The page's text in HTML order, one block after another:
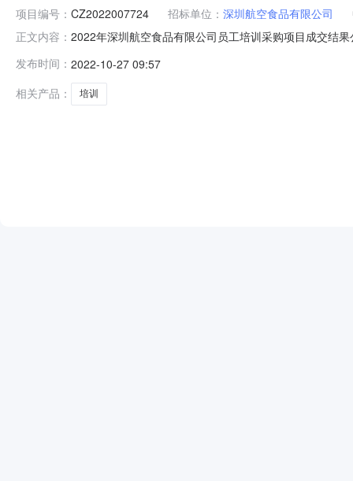
项目编号： CZ2022007724 招标单位： 深圳航空食品有限公司
正文内容： 2022年深圳航空食品有限公司员工培训采购项目成交结
选人如下：序号成交候选供应商成交项目总报价（单位
发布时间： 2022-10-27 09:57
相关产品：
培训